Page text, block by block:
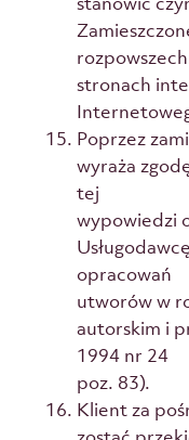
stronach
Poprzez
wyraża
tej
wypowiedzi
opracowań
utworów w
autorskim i
1994 nr 24
poz. 83).
Klient za